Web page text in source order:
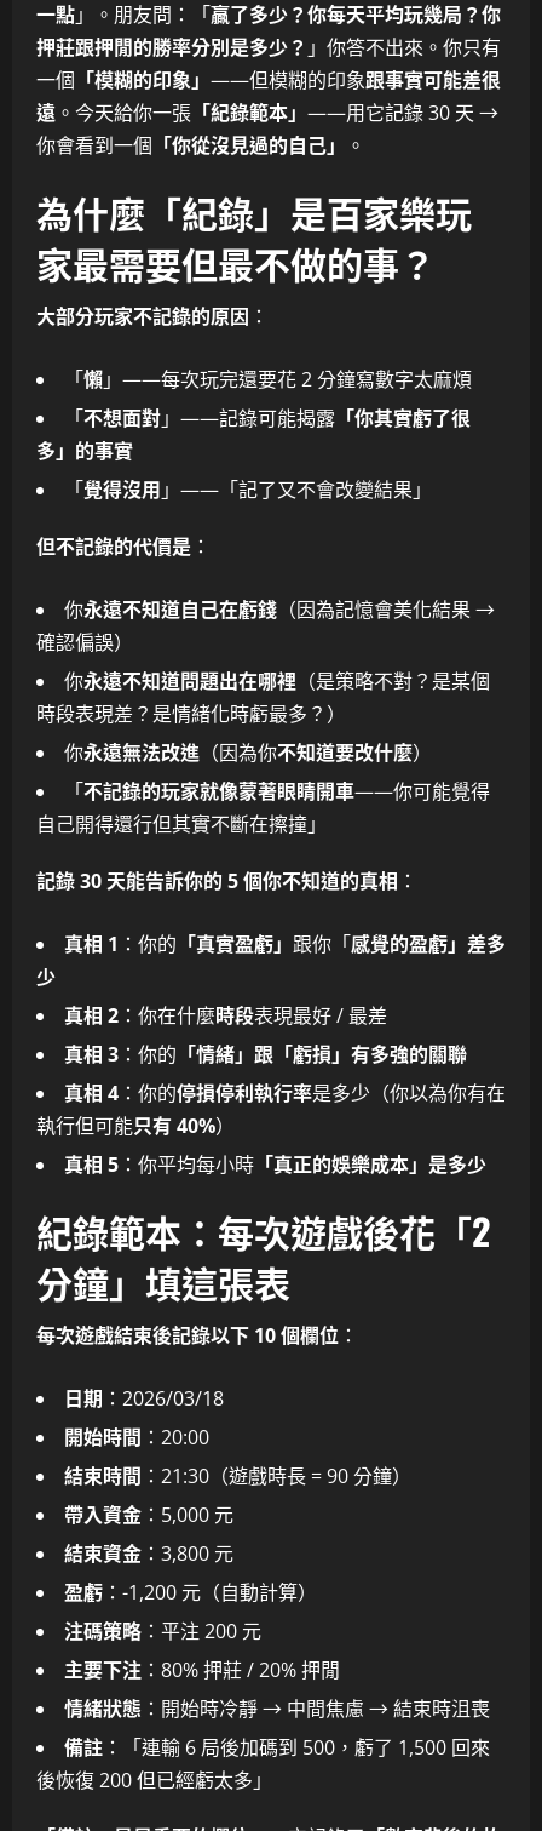
一點」。朋友問：「贏了多少？你每天平均玩幾局？你
押莊跟押閒的勝率分別是多少？ 」你答不出來。你只有
一個 「模糊的印象」 ——但模糊的印象跟事實可能差很
遠 。今天給你一張 「紀錄範本」 ——用它記錄 30 天 →
你會看到一個 「你從沒見過的自己」 。
為什麼「紀錄」是百家樂玩
家最需要但最不做的事？
大部分玩家不記錄的原因 ：
「懶」——每次玩完還要花 2 分鐘寫數字太麻煩
「不想面對」——記錄可能揭露 「你其實虧了很
多」的事實
「覺得沒用 」——「記了又不會改變結果」
但不記錄的代價是 ：
你永遠不知道自己在虧錢 （因為記憶會美化結果 →
確認偏誤）
你永遠不知道問題出在哪裡 （是策略不對？是某個
時段表現差？是情緒化時虧最多？）
你永遠無法改進 （因為你不知道要改什麼）
「不記錄的玩家就像蒙著眼睛開車——你可能覺得
自己開得還行但其實不斷在擦撞」
記錄 30 天能告訴你的 5 個你不知道的真相 ：
真相 1 ：你的 「真實盈虧」 跟你「感覺的盈虧」差多
少
真相 2 ：你在什麼時段表現最好 / 最差
真相 3 ：你的 「情緒」跟「虧損」有多強的關聯
真相 4 ：你的停損停利執行率是多少（你以為你有在
執行但可能只有 40%）
真相 5 ：你平均每小時 「真正的娛樂成本」是多少
紀錄範本：每次遊戲後花「2
分鐘」填這張表
每次遊戲結束後記錄以下 10 個欄位 ：
日期 ：2026/03/18
開始時間 ：20:00
結束時間 ：21:30（遊戲時長 = 90 分鐘）
帶入資金 ：5,000 元
結束資金 ：3,800 元
盈虧 ：-1,200 元（自動計算）
注碼策略 ：平注 200 元
主要下注 ：80% 押莊 / 20% 押閒
情緒狀態 ：開始時冷靜 → 中間焦慮 → 結束時沮喪
備註 ：「連輸 6 局後加碼到 500，虧了 1,500 回來
後恢復 200 但已經虧太多」